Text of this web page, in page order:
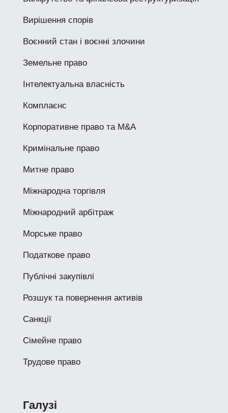
Вирішення спорів
Воєнний стан і воєнні злочини
Земельне право
Інтелектуальна власність
Комплаєнс
Корпоративне право та M&A
Кримінальне право
Митне право
Міжнародна торгівля
Міжнародний арбітраж
Морське право
Податкове право
Публічні закупівлі
Розшук та повернення активів
Санкції
Сімейне право
Трудове право
Галузі